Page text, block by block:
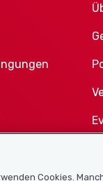
Cookies.